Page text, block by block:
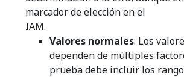
marcador de elección en el
IAM.
Valores normales: Los
dependen de múltiples
prueba debe incluir los